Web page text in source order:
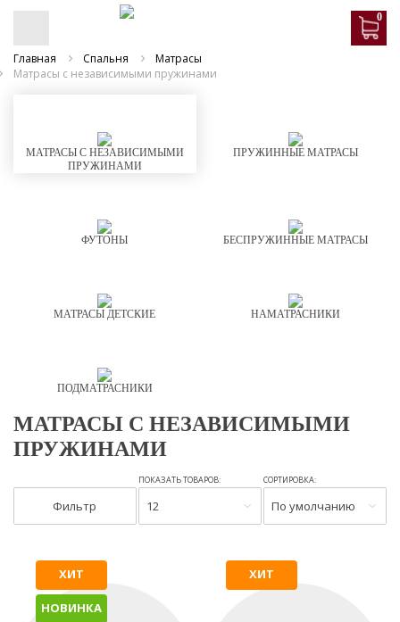
0
Главная Спальня
Матрасы
Матрасы с независимыми пружинами
МАТРАСЫ С НЕЗАВИСИМЫМИ
ПРУЖИНАМИ
ПРУЖИННЫЕ МАТРАСЫ
ФУТОНЫ БЕСПРУЖИННЫЕ МАТРАСЫ
МАТРАСЫ ДЕТСКИЕ НАМАТРАСНИКИ
ПОДМАТРАСНИКИ
МАТРАСЫ С НЕЗАВИСИМЫМИ
ПРУЖИНАМИ
Фильтр
ПОКАЗАТЬ ТОВАРОВ:
12
СОРТИРОВКА:
По умолчанию
ХИТ
НОВИНКА
ХИТ